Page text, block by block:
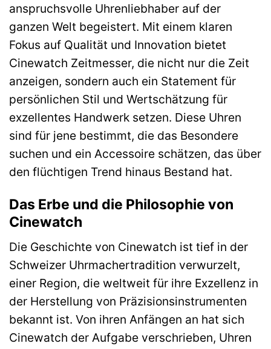
anspruchsvolle Uhrenliebhaber auf der
ganzen Welt begeistert. Mit einem klaren
Fokus auf Qualität und Innovation bietet
Cinewatch Zeitmesser, die nicht nur die Zeit
anzeigen, sondern auch ein Statement für
persönlichen Stil und Wertschätzung für
exzellentes Handwerk setzen. Diese Uhren
sind für jene bestimmt, die das Besondere
suchen und ein Accessoire schätzen, das über
den flüchtigen Trend hinaus Bestand hat.
Das Erbe und die Philosophie von
Cinewatch
Die Geschichte von Cinewatch ist tief in der
Schweizer Uhrmachertradition verwurzelt,
einer Region, die weltweit für ihre Exzellenz in
der Herstellung von Präzisionsinstrumenten
bekannt ist. Von ihren Anfängen an hat sich
Cinewatch der Aufgabe verschrieben, Uhren